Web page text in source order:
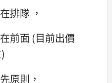
排隊 ，
前面 (目前出價
原則，